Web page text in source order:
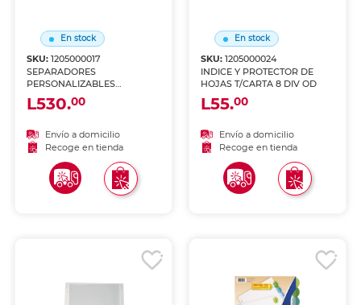
En stock
SKU:1205000017
SEPARADORES
PERSONALIZABLES
BLANCOS 8 PESTAÑAS 5
JUEGOS
L530.00
Envío a domicilio
Recoge en tienda
En stock
SKU: 1205000024
INDICE Y PROTECTOR DE
HOJAS T/CARTA 8 DIV OD
L55.00
Envío a domicilio
Recoge en tienda